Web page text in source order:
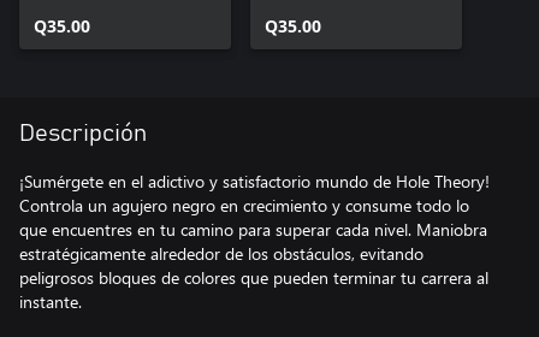
Q35.00 Q35.00
Descripción
¡Sumérgete en el adictivo y satisfactorio mundo de Hole Theory!
Controla un agujero negro en crecimiento y consume todo lo
que encuentres en tu camino para superar cada nivel. Maniobra
estratégicamente alrededor de los obstáculos, evitando
peligrosos bloques de colores que pueden terminar tu carrera al
instante.